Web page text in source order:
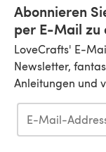
Abonnieren
per E-Mail zu
LoveCrafts' E-
Newsletter,
Anleitungen und